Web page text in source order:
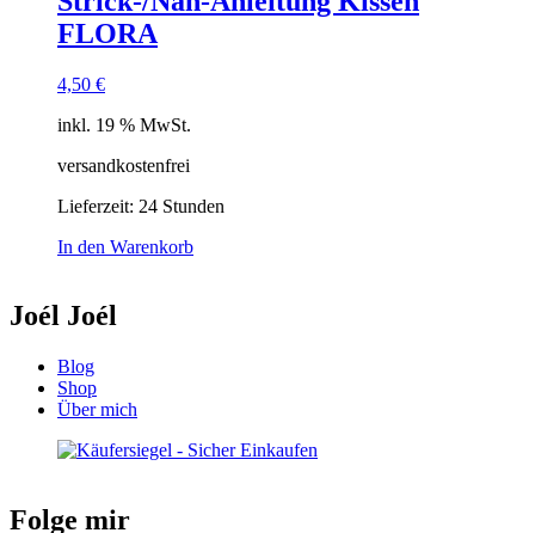
FLORA
4,50 €
inkl. 19 % MwSt.
versandkostenfrei
Lieferzeit: 24 Stunden
In den Warenkorb
Joél Joél
Blog
Shop
Über mich
Folge mir